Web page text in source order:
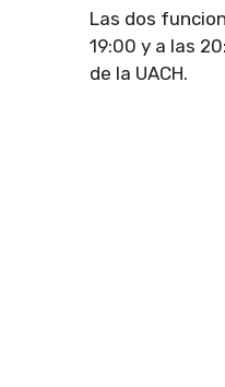
Las dos
19:00 y a las
de la UACH.